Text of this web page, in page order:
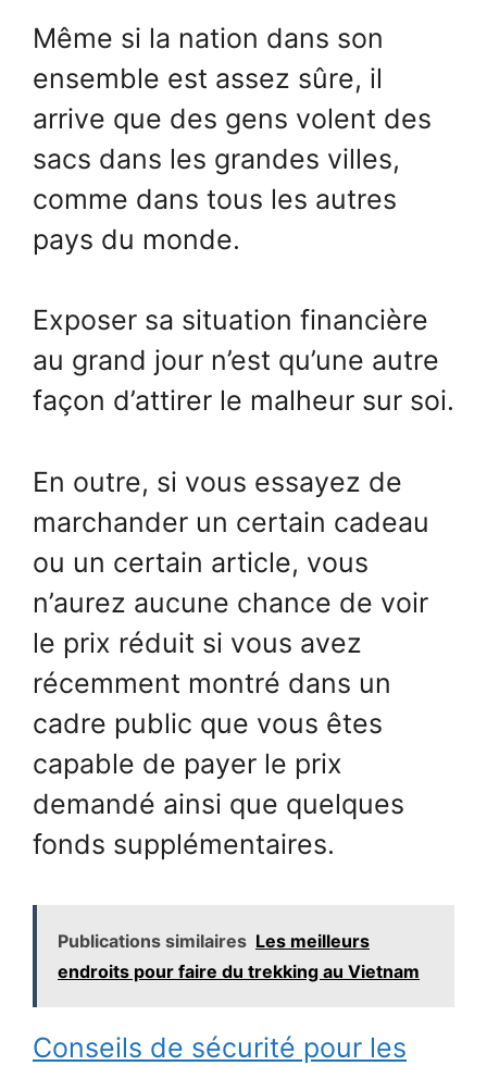
Même si la nation dans son
ensemble est assez sûre, il
arrive que des gens volent des
sacs dans les grandes villes,
comme dans tous les autres
pays du monde.
Exposer sa situation financière
au grand jour n’est qu’une autre
façon d’attirer le malheur sur soi.
En outre, si vous essayez de
marchander un certain cadeau
ou un certain article, vous
n’aurez aucune chance de voir
le prix réduit si vous avez
récemment montré dans un
cadre public que vous êtes
capable de payer le prix
demandé ainsi que quelques
fonds supplémentaires.
Publications similaires Les meilleurs
endroits pour faire du trekking au Vietnam
Conseils de sécurité pour les